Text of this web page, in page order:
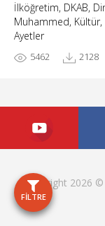
İlköğretim, DKAB,
Muhammed, Kültür,
Ayetler
5462 2128
FİLTRE
Copyright 2026